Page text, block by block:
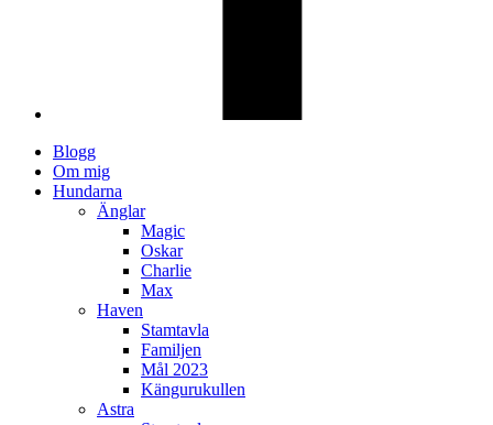
Blogg
Om mig
Hundarna
Änglar
Magic
Oskar
Charlie
Max
Haven
Stamtavla
Familjen
Mål 2023
Kängurukullen
Astra